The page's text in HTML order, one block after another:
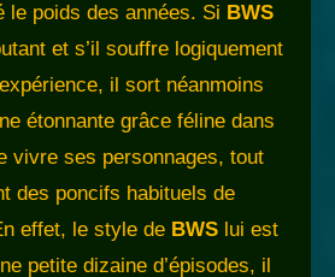
le poids des années. Si BWS
et s’il souffre logiquement
il sort néanmoins
étonnante grâce féline dans
vivre ses personnages, tout
des poncifs habituels de
effet, le style de BWS lui est
petite dizaine d’épisodes, il